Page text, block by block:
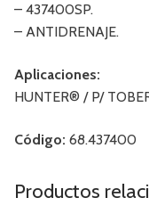
– 437400SP.
– ANTIDRENAJE.
Aplicaciones:
HUNTER® / P/
Código: 68.437400
Productos